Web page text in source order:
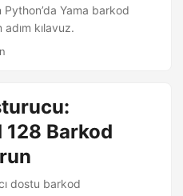
Yama barkod
kılavuz.
Barkod
dostu barkod